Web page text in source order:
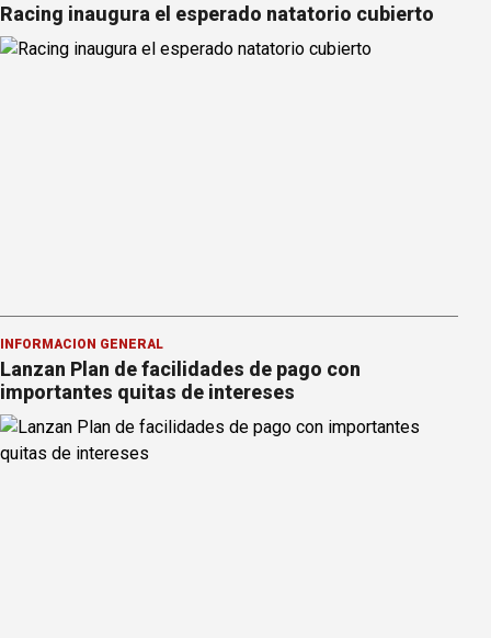
Racing inaugura el esperado natatorio cubierto
INFORMACION GENERAL
Lanzan Plan de facilidades de pago con
importantes quitas de intereses